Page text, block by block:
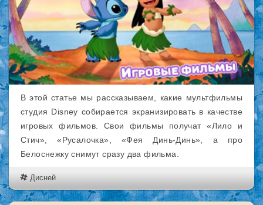
В этой статье мы рассказываем, какие мультфильмы
студия Disney собирается экранизировать в качестве
игровых фильмов. Свои фильмы получат «Лило и
Стич», «Русалочка», «Фея Динь-Динь», а про
Белоснежку снимут сразу два фильма.
Дисней